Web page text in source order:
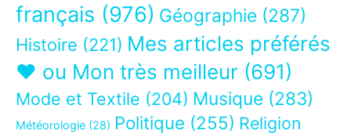
français (976) Géographie (287)
Histoire (221) Mes articles préférés
❤ ou Mon très meilleur (691)
Mode et Textile (204) Musique (283)
Météorologie (28) Politique (255) Religion